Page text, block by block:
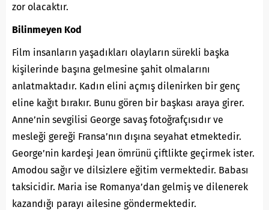
zor olacaktır.
Bilinmeyen Kod
Film insanların yaşadıkları olayların sürekli başka
kişilerinde başına gelmesine şahit olmalarını
anlatmaktadır. Kadın elini açmış dilenirken bir genç
eline kağıt bırakır. Bunu gören bir başkası araya girer.
Anne’nin sevgilisi George savaş fotoğrafçısıdır ve
mesleği gereği Fransa’nın dışına seyahat etmektedir.
George’nin kardeşi Jean ömrünü çiftlikte geçirmek ister.
Amodou sağır ve dilsizlere eğitim vermektedir. Babası
taksicidir. Maria ise Romanya’dan gelmiş ve dilenerek
kazandığı parayı ailesine göndermektedir.